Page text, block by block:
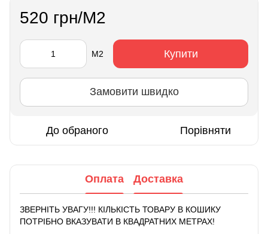
520 грн/М2
М2 Купити
Замовити швидко
До обраного Порівняти
Оплата Доставка
ЗВЕРНІТЬ УВАГУ!!! КІЛЬКІСТЬ ТОВАРУ В КОШИКУ
ПОТРІБНО ВКАЗУВАТИ В КВАДРАТНИХ МЕТРАХ!